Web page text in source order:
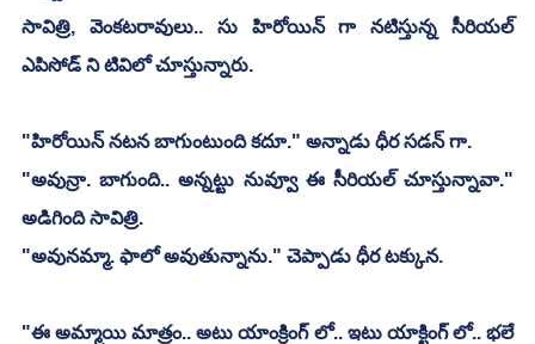
సావిత్రి, వెంకటరావులు.. సు హిరోయిన్ గా నటిస్తున్న సీరియల్
ఎపిసోడ్ ని టివిలో చూస్తున్నారు.
"హిరోయిన్ నటన బాగుంటుంది కదూ." అన్నాడు ధీర సడన్ గా.
"అవున్రా. బాగుంది.. అన్నట్టు నువ్వూ ఈ సీరియల్ చూస్తున్నావా."
అడిగింది సావిత్రి.
"అవునమ్మా. ఫాలో అవుతున్నాను." చెప్పాడు ధీర టక్కున.
"ఈ అమ్మాయి మాత్రం.. అటు యాంక్రింగ్ లో.. ఇటు యాక్టింగ్ లో.. భలే